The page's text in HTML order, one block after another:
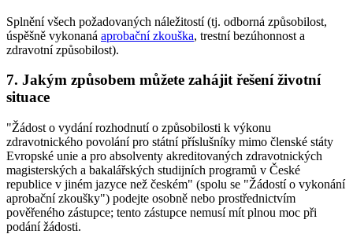
Splnění všech požadovaných náležitostí (tj. odborná způsobilost,
úspěšně vykonaná aprobační zkouška, trestní bezúhonnost a
zdravotní způsobilost).
7. Jakým způsobem můžete zahájit řešení životní
situace
"Žádost o vydání rozhodnutí o způsobilosti k výkonu
zdravotnického povolání pro státní příslušníky mimo členské státy
Evropské unie a pro absolventy akreditovaných zdravotnických
magisterských a bakalářských studijních programů v České
republice v jiném jazyce než českém" (spolu se "Žádostí o vykonání
aprobační zkoušky") podejte osobně nebo prostřednictvím
pověřeného zástupce; tento zástupce nemusí mít plnou moc při
podání žádosti.